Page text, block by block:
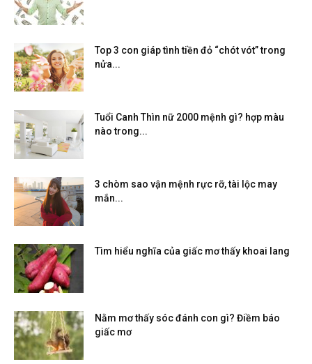
Top 3 con giáp tình tiền đỏ “chót vót” trong
nửa...
Tuổi Canh Thìn nữ 2000 mệnh gì? hợp màu
nào trong...
3 chòm sao vận mệnh rực rỡ, tài lộc may
mắn...
Tìm hiểu nghĩa của giấc mơ thấy khoai lang
Nằm mơ thấy sóc đánh con gì? Điềm báo
giấc mơ